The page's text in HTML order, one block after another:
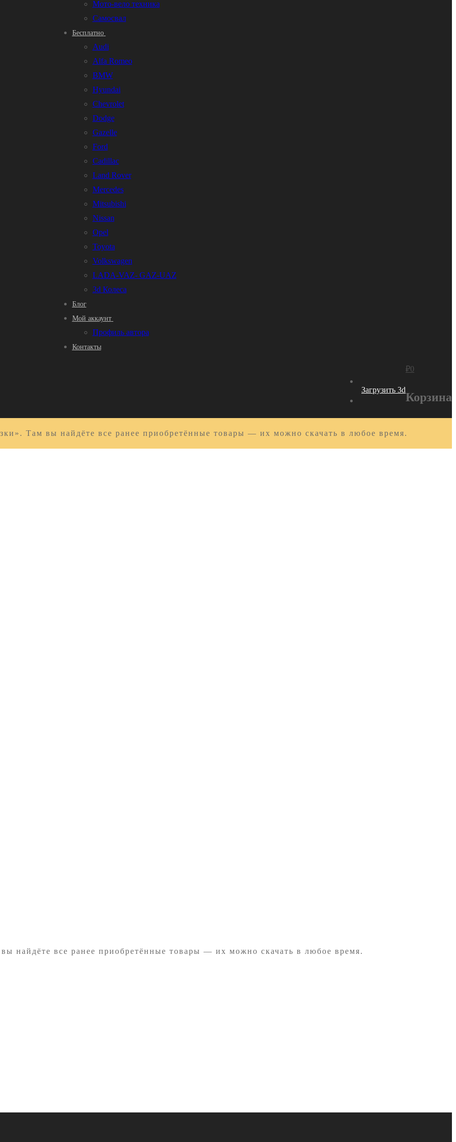
Мото-вело техника
Самосвал
Бесплатно
Audi
Alfa Romeo
BMW
Hyundai
Chevrolet
Dodge
Gazelle
Ford
Cadillac
Land Rover
Mercedes
Mitsubishi
Nissan
Opel
Toyota
Volkswagen
LADA-VAZ- GAZ-UAZ
3d Колеса
Блог
Мой аккаунт
Профиль автора
Контакты
Загрузить 3d
₽0
Корзина
Там вы найдёте все ранее приобретённые товары — их можно скачать в любое время.
найдёте все ранее приобретённые товары — их можно скачать в любое время.